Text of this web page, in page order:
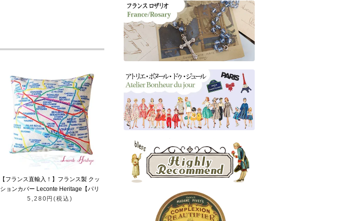
【フランス直輸入！】フランス製 クッ
ションカバー Leconte Heritage【パリ
メトロ 路線図】
5,280円(税込)